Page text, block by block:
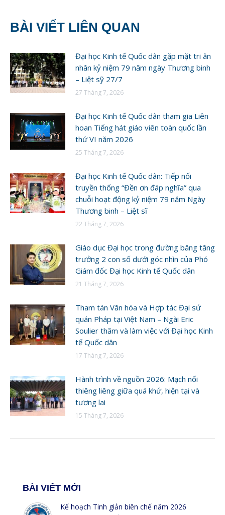
BÀI VIẾT LIÊN QUAN
Đại học Kinh tế Quốc dân gặp mặt tri ân
nhân kỷ niệm 79 năm ngày Thương binh
– Liệt sỹ 27/7
27 Tháng 7, 2026
Đại học Kinh tế Quốc dân tham gia Liên
hoan Tiếng hát giáo viên toàn quốc lần
thứ VI năm 2026
25 Tháng 7, 2026
Đại học Kinh tế Quốc dân: Tiếp nối
truyền thống “Đền ơn đáp nghĩa” qua
chuỗi hoạt động kỷ niệm 79 năm Ngày
Thương binh – Liệt sĩ
22 Tháng 7, 2026
Giáo dục Đại học trong đường băng tăng
trưởng 2 con số dưới góc nhìn của Phó
Giám đốc Đại học Kinh tế Quốc dân
21 Tháng 7, 2026
Tham tán Văn hóa và Hợp tác Đại sứ
quán Pháp tại Việt Nam – Ngài Eric
Soulier thăm và làm việc với Đại học Kinh
tế Quốc dân
17 Tháng 7, 2026
Hành trình về nguồn 2026: Mạch nối
thiêng liêng giữa quá khứ, hiện tại và
tương lai
15 Tháng 7, 2026
BÀI VIẾT MỚI
Kế hoạch Tinh giản biên chế năm 2026